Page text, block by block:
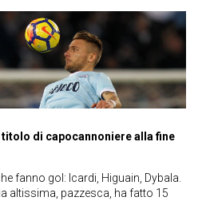
titolo di capocannoniere alla fine
fanno gol: Icardi, Higuain, Dybala.
altissima, pazzesca, ha fatto 15